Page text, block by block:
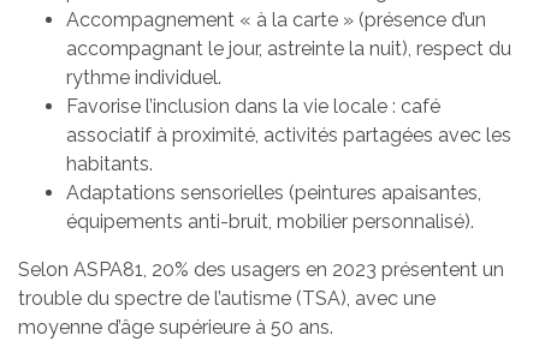
Accompagnement « à la carte » (présence d’un
accompagnant le jour, astreinte la nuit), respect du
rythme individuel.
Favorise l’inclusion dans la vie locale : café
associatif à proximité, activités partagées avec les
habitants.
Adaptations sensorielles (peintures apaisantes,
équipements anti-bruit, mobilier personnalisé).
Selon ASPA81, 20% des usagers en 2023 présentent un
trouble du spectre de l’autisme (TSA), avec une
moyenne d’âge supérieure à 50 ans.